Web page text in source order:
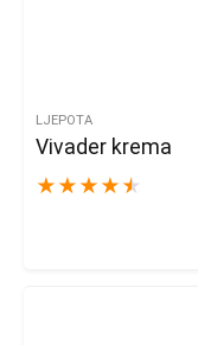
LJEPOTA
Vivader krema
★ ★ ★ ★ ★